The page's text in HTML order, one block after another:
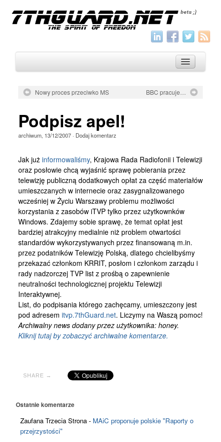
Archiwum
Wszystko
Aktualności
Artykuły
Krótkie
Jak pisać
Kontakt
Nowy proces przeciwko MS BBC pracuje…
Podpisz apel!
archiwum, 13/12/2007· Dodaj komentarz
Jak już informowaliśmy, Krajowa Rada Radiofonii i Telewizji
oraz posłowie chcą wyjaśnić sprawę pobierania przez
telewizję publiczną dodatkowych opłat za część materiałów
umieszczanych w internecie oraz zasygnalizowanego
wcześniej w Życiu Warszawy problemu możliwości
korzystania z zasobów iTVP tylko przez użytkownków
Windows. Zdajemy sobie sprawę, że temat opłat jest
bardziej atrakcyjny medialnie niż problem otwartości
standardów wykorzystywanych przez finansowaną m.in.
przez podatników Telewizję Polską, dlatego chcielibyśmy
przekazać członkom KRRIT, posłom i członkom zarządu i
rady nadzorczej TVP list z prośbą o zapewnienie
neutralności technologicznej projektu Telewizji
Interaktywnej.
List, do podpisania którego zachęcamy, umieszczony jest
pod adresem itvp.7thGuard.net. Liczymy na Waszą pomoc!
Archiwalny news dodany przez użytkownika: honey.
Kliknij tutaj by zobaczyć archiwalne komentarze.
SHARE →
Ostatnie komentarze
Zaufana Trzecia Strona - MAiC proponuje polskie "Raporty o
przejrzystości"